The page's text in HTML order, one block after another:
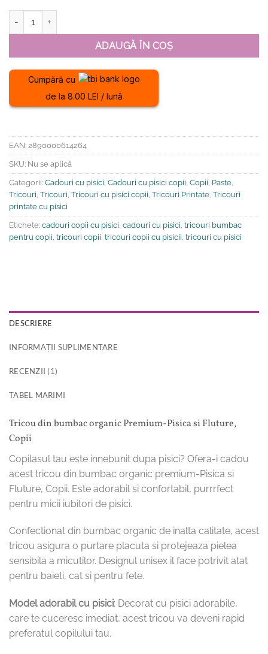
ADAUGĂ ÎN COȘ
Cumpără cu
de la 8.00 LEI / lună
EAN: 2890000614264
SKU: Nu se aplică
Categorii: Cadouri cu pisici Cadouri cu pisici copii Copii Paste
Tricouri Tricouri Tricouri cu pisici copii Tricouri Printate Tricouri
printate cu pisici
Etichete: cadouri copii cu pisici cadouri cu pisici tricouri bumbac
pentru copii tricouri copii tricouri copii cu pisicii tricouri cu pisici
DESCRIERE
INFORMAȚII SUPLIMENTARE
RECENZII (1)
TABEL MARIMI
Tricou din bumbac organic Premium-Pisica si Fluture,
Copii
Copilasul tau este innebunit dupa pisici? Ofera-i cadou
acest tricou din bumbac organic premium-Pisica si
Fluture, Copii. Este adorabil si confortabil, purrrfect
pentru micii iubitori de pisici.
Confectionat din bumbac organic de inalta calitate, acest
tricou asigura o purtare placuta si protejeaza pielea
sensibila a micutilor. Designul unisex il face potrivit atat
pentru baieti, cat si pentru fete.
Model adorabil cu pisici: Decorat cu pisici adorabile,
care te cuceresc imediat, acest tricou va deveni rapid
preferatul copilului tau.